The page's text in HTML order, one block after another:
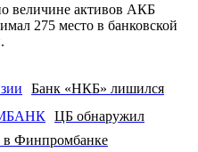
величине активов АКБ
275 место в банковской
Банк «НКБ» лишился
ЦБ обнаружил
в Финпромбанке